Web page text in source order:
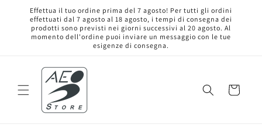
direttamente
ai contenuti
Effettua il tuo ordine prima del 7 agosto! Per tutti gli ordini
effettuati dal 7 agosto al 18 agosto, i tempi di consegna dei
prodotti sono previsti nei giorni successivi al 20 agosto. Al
momento dell'ordine puoi inviare un messaggio con le tue
esigenze di consegna.
Carrello